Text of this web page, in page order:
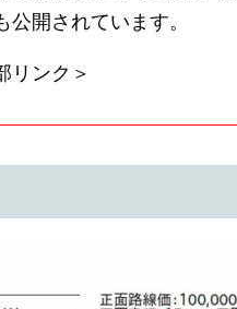
開されています。
リンク＞